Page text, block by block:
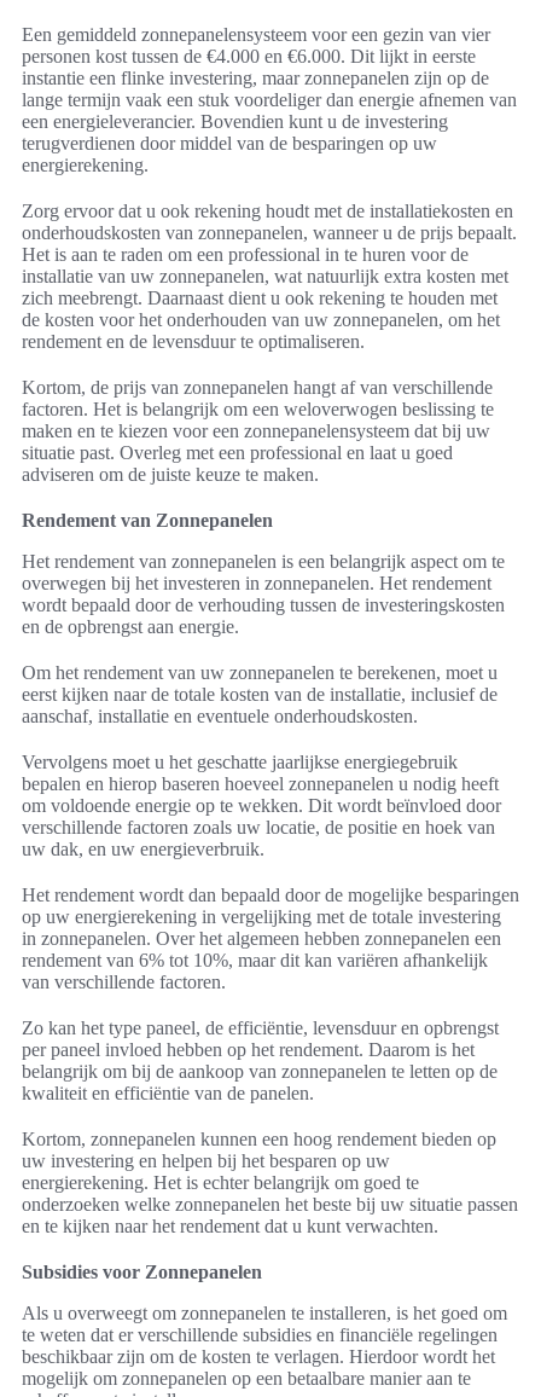
Een gemiddeld zonnepanelensysteem voor een gezin van vier
personen kost tussen de €4.000 en €6.000. Dit lijkt in eerste
instantie een flinke investering, maar zonnepanelen zijn op de
lange termijn vaak een stuk voordeliger dan energie afnemen van
een energieleverancier. Bovendien kunt u de investering
terugverdienen door middel van de besparingen op uw
energierekening.
Zorg ervoor dat u ook rekening houdt met de installatiekosten en
onderhoudskosten van zonnepanelen, wanneer u de prijs bepaalt.
Het is aan te raden om een professional in te huren voor de
installatie van uw zonnepanelen, wat natuurlijk extra kosten met
zich meebrengt. Daarnaast dient u ook rekening te houden met
de kosten voor het onderhouden van uw zonnepanelen, om het
rendement en de levensduur te optimaliseren.
Kortom, de prijs van zonnepanelen hangt af van verschillende
factoren. Het is belangrijk om een weloverwogen beslissing te
maken en te kiezen voor een zonnepanelensysteem dat bij uw
situatie past. Overleg met een professional en laat u goed
adviseren om de juiste keuze te maken.
Rendement van Zonnepanelen
Het rendement van zonnepanelen is een belangrijk aspect om te
overwegen bij het investeren in zonnepanelen. Het rendement
wordt bepaald door de verhouding tussen de investeringskosten
en de opbrengst aan energie.
Om het rendement van uw zonnepanelen te berekenen, moet u
eerst kijken naar de totale kosten van de installatie, inclusief de
aanschaf, installatie en eventuele onderhoudskosten.
Vervolgens moet u het geschatte jaarlijkse energiegebruik
bepalen en hierop baseren hoeveel zonnepanelen u nodig heeft
om voldoende energie op te wekken. Dit wordt beïnvloed door
verschillende factoren zoals uw locatie, de positie en hoek van
uw dak, en uw energieverbruik.
Het rendement wordt dan bepaald door de mogelijke besparingen
op uw energierekening in vergelijking met de totale investering
in zonnepanelen. Over het algemeen hebben zonnepanelen een
rendement van 6% tot 10%, maar dit kan variëren afhankelijk
van verschillende factoren.
Zo kan het type paneel, de efficiëntie, levensduur en opbrengst
per paneel invloed hebben op het rendement. Daarom is het
belangrijk om bij de aankoop van zonnepanelen te letten op de
kwaliteit en efficiëntie van de panelen.
Kortom, zonnepanelen kunnen een hoog rendement bieden op
uw investering en helpen bij het besparen op uw
energierekening. Het is echter belangrijk om goed te
onderzoeken welke zonnepanelen het beste bij uw situatie passen
en te kijken naar het rendement dat u kunt verwachten.
Subsidies voor Zonnepanelen
Als u overweegt om zonnepanelen te installeren, is het goed om
te weten dat er verschillende subsidies en financiële regelingen
beschikbaar zijn om de kosten te verlagen. Hierdoor wordt het
mogelijk om zonnepanelen op een betaalbare manier aan te